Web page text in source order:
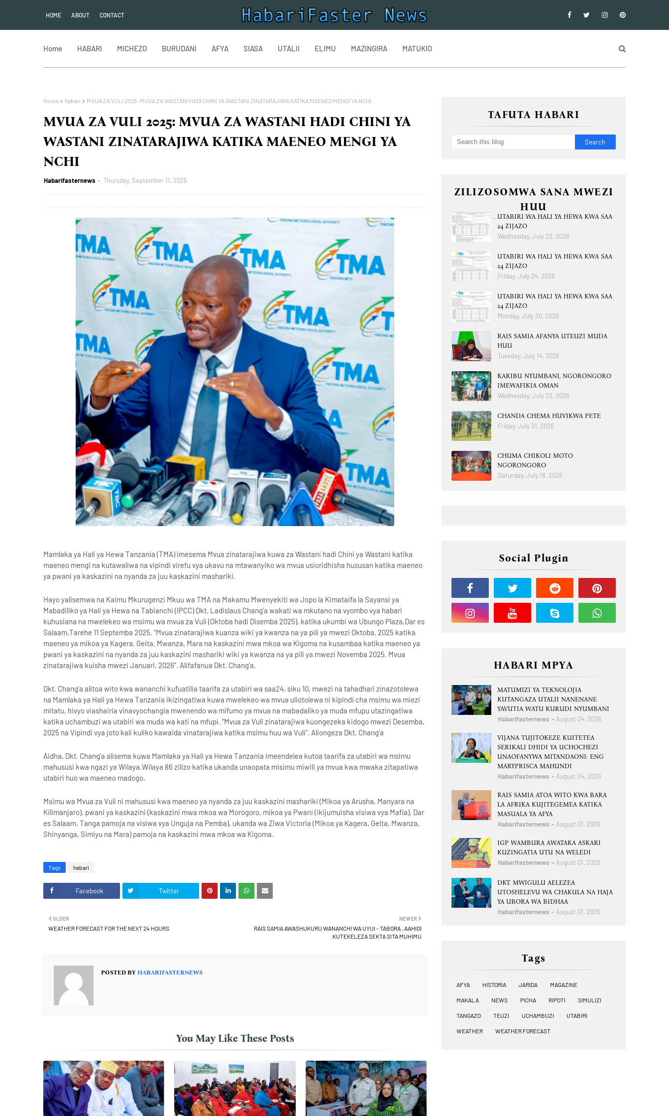
HOME ABOUT CONTACT
Home HABARI MICHEZO BURUDANI AFYA SIASA UTALII ELIMU MAZINGIRA MATUKIO
Home habari MVUA ZA VULI 2025: MVUA ZA WASTANI HADI CHINI YA WASTANI ZINATARAJIWA KATIKA MAENEO MENGI YA NCHI
MVUA ZA VULI 2025: MVUA ZA WASTANI HADI CHINI YA
WASTANI ZINATARAJIWA KATIKA MAENEO MENGI YA
NCHI
Habarifasternews Thursday, September 11, 2025
Mamlaka ya Hali ya Hewa Tanzania (TMA) imesema Mvua zinatarajiwa kuwa za Wastani hadi Chini ya Wastani katika
maeneo mengi na kutawaliwa na vipindi virefu vya ukavu na mtawanyiko wa mvua usioridhisha hususan katika maeneo
ya pwani ya kaskazini na nyanda za juu kaskazini mashariki.
Hayo yalisemwa na Kaimu Mkurugenzi Mkuu wa TMA na Makamu Mwenyekiti wa Jopo la Kimataifa la Sayansi ya
Mabadiliko ya Hali ya Hewa na Tabianchi (IPCC) Dkt. Ladislaus Chang’a wakati wa mkutano na vyombo vya habari
kuhusiana na mwelekeo wa msimu wa mvua za Vuli (Oktoba hadi Disemba 2025), katika ukumbi wa Ubungo Plaza,Dar es
Salaam,Tarehe 11 Septemba 2025. “Mvua zinatarajiwa kuanza wiki ya kwanza na ya pili ya mwezi Oktoba, 2025 katika
maeneo ya mikoa ya Kagera, Geita, Mwanza, Mara na kaskazini mwa mkoa wa Kigoma na kusambaa katika maeneo ya
pwani ya kaskazini na nyanda za juu kaskazini mashariki wiki ya kwanza na ya pili ya mwezi Novemba 2025. Mvua
zinatarajiwa kuisha mwezi Januari, 2026”. Alifafanua Dkt. Chang’a.
Dkt. Chang’a alitoa wito kwa wananchi kufuatilia taarifa za utabiri wa saa24, siku 10, mwezi na tahadhari zinazotolewa
na Mamlaka ya Hali ya Hewa Tanzania ikizingatiwa kuwa mwelekeo wa mvua uliotolewa ni kipindi cha msimu wa miezi
mitatu, hivyo viashairia vinavyochangia mwenendo wa mifumo ya mvua na mabadaliko ya muda mfupu utazingatiwa
katika uchambuzi wa utabiri wa muda wa kati na mfupi. “Mvua za Vuli zinatarajiwa kuongezeka kidogo mwezi Desemba,
2025 na Vipindi vya joto kali kuliko kawaida vinatarajiwa katika msimu huu wa Vuli”. Aliongeza Dkt. Chang’a
Aidha, Dkt. Chang’a alisema kuwa Mamlaka ya Hali ya Hewa Tanzania imeendelea kutoa taarifa za utabiri wa msimu
mahususi kwa ngazi ya Wilaya.Wilaya 86 zilizo katika ukanda unaopata misimu miwili ya mvua kwa mwaka zitapatiwa
utabiri huo wa maeneo madogo.
Msimu wa Mvua za Vuli ni mahususi kwa maeneo ya nyanda za juu kaskazini mashariki (Mikoa ya Arusha, Manyara na
Kilimanjaro), pwani ya kaskazini (kaskazini mwa mkoa wa Morogoro, mikoa ya Pwani (ikijumuisha visiwa vya Mafia), Dar
es Salaam, Tanga pamoja na visiwa vya Unguja na Pemba), ukanda wa Ziwa Victoria (Mikoa ya Kagera, Geita, Mwanza,
Shinyanga, Simiyu na Mara) pamoja na kaskazini mwa mkoa wa Kigoma.
Tags habari
Facebook Twitter
NEWER
RAIS SAMIA AWASHUKURU WANANCHI WA UYUI - TABORA , AAHIDI
KUTEKELEZA SEKTA SITA MUHIMU
OLDER
WEATHER FORECAST FOR THE NEXT 24 HOURS
POSTED BY HABARIFASTERNEWS
You May Like These Posts
TAFUTA HABARI
ZILIZOSOMWA SANA MWEZI
HUU
UTABIRI WA HALI YA HEWA KWA SAA
24 ZIJAZO
Wednesday, July 22, 2026
UTABIRI WA HALI YA HEWA KWA SAA
24 ZIJAZO
Friday, July 24, 2026
UTABIRI WA HALI YA HEWA KWA SAA
24 ZIJAZO
Monday, July 20, 2026
RAIS SAMIA AFANYA UTEUZI MUDA
HUU
Tuesday, July 14, 2026
KARIBU NYUMBANI, NGORONGORO
IMEWAFIKIA OMAN
Wednesday, July 22, 2026
CHANDA CHEMA HUVIKWA PETE
Friday, July 31, 2026
CHUMA CHIKOLI MOTO
NGORONGORO
Saturday, July 18, 2026
Social Plugin
HABARI MPYA
MATUMIZI YA TEKNOLOJIA
KUTANGAZA UTALII NANENANE
YAVUTIA WATU KURUDI NYUMBANI
Habarifasternews August 04, 2026
VIJANA TUJITOKEZE KUITETEA
SERIKALI DHIDI YA UCHOCHEZI
UNAOFANYWA MITANDAONI: ENG
MARYPRISCA MAHUNDI
Habarifasternews August 04, 2026
RAIS SAMIA ATOA WITO KWA BARA
LA AFRIKA KUJITEGEMEA KATIKA
MASUALA YA AFYA
Habarifasternews August 01, 2026
IGP WAMBURA AWATAKA ASKARI
KUZINGATIA UTU NA WELEDI
Habarifasternews August 01, 2026
DKT. MWIGULU AELEZEA
UTOSHELEVU WA CHAKULA NA HAJA
YA UBORA WA BIDHAA
Habarifasternews August 01, 2026
Tags
AFYA HISTORIA JARIDA MAGAZINE
MAKALA NEWS PICHA RIPOTI SIMULIZI
TANGAZO TEUZI UCHAMBUZI UTABIRI
WEATHER WEATHER FORECAST